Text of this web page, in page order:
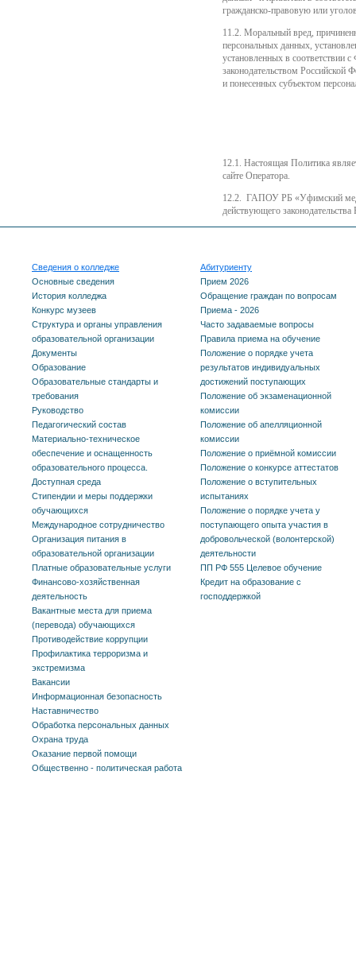
гражданско-правовую или
11.2. Моральный вред,
персональных данных,
установленных в соответствии
законодательством Российской
и понесенных субъектом
12.1. Настоящая Политика
сайте Оператора.
12.2. ГАПОУ РБ «Уфимский
действующего
Сведения о колледже
Основные сведения
История колледжа
Конкурс музеев
Структура и органы управления
образовательной организации
Документы
Образование
Образовательные стандарты и
требования
Руководство
Педагогический состав
Материально-техническое
обеспечение и оснащенность
образовательного процесса.
Доступная среда
Стипендии и меры поддержки
обучающихся
Международное сотрудничество
Организация питания в
образовательной организации
Платные образовательные услуги
Финансово-хозяйственная
деятельность
Вакантные места для приема
(перевода) обучающихся
Противодействие коррупции
Профилактика терроризма и
экстремизма
Вакансии
Информационная безопасность
Наставничество
Обработка персональных данных
Охрана труда
Оказание первой помощи
Общественно - политическая работа
Абитуриенту
Прием 2026
Обращение граждан по вопросам
Приема - 2026
Часто задаваемые вопросы
Правила приема на обучение
Положение о порядке учета
результатов индивидуальных
достижений поступающих
Положение об экзаменационной
комиссии
Положение об апелляционной
комиссии
Положение о приёмной комиссии
Положение о конкурсе аттестатов
Положение о вступительных
испытаниях
Положение о порядке учета у
поступающего опыта участия в
добровольческой (волонтерской)
деятельности
ПП РФ 555 Целевое обучение
Кредит на образование с
господдержкой